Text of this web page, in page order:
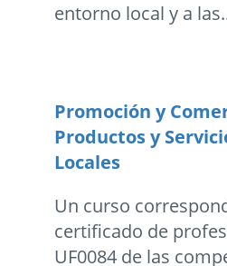
entorno local y a
Promoción y
Productos y
Locales
Un curso
certificado de
UF0084 de las